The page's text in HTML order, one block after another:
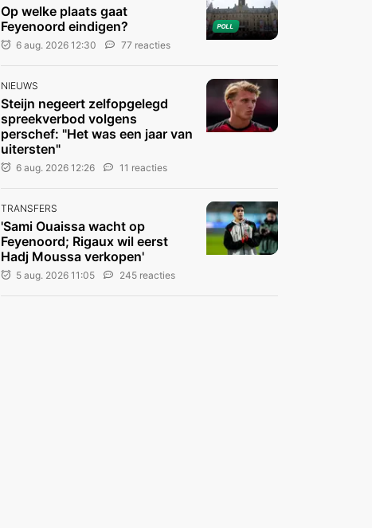
POLL
Op welke plaats gaat
Feyenoord eindigen?
6 aug. 2026 12:30 77 reacties
NIEUWS
Steijn negeert zelfopgelegd
spreekverbod volgens
perschef: "Het was een jaar van
uitersten"
6 aug. 2026 12:26 11 reacties
TRANSFERS
'Sami Ouaissa wacht op
Feyenoord; Rigaux wil eerst
Hadj Moussa verkopen'
5 aug. 2026 11:05 245 reacties